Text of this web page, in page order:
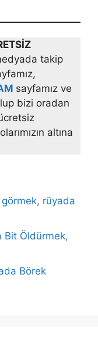
takip
sayfamız ve
bizi oradan
altına
, rüyada
Bit Öldürmek,
Börek